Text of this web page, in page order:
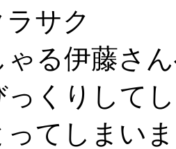
ク
る伊藤さ
っくりして
ってしまい